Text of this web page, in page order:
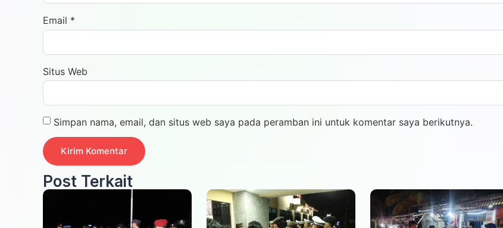
Email *
Situs Web
Simpan nama, email, dan situs web saya pada peramban ini untuk komentar saya berikutnya.
Post Terkait